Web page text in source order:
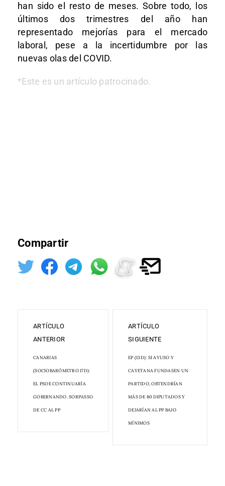
han sido el resto de meses. Sobre todo, los
últimos dos trimestres del año han
representado mejorías para el mercado
laboral, pese a la incertidumbre por las
nuevas olas del COVID.
*Este es un artículo patrocinado.
Compartir
ARTÍCULO
ANTERIOR
CANARIAS
(SOCIOBARÓMETRO 17D):
EL PSOE CONTINUARÍA
GOBERNANDO. SORPASSO
DE CC AL PP
ARTÍCULO
SIGUIENTE
EP (13D): SI AYUSO Y
CAYETANA FUNDASEN UN
PARTIDO, OBTENDRÍAN
MÁS DE 80 DIPUTADOS Y
DEJARÍAN AL PP BAJO
MÍNIMOS